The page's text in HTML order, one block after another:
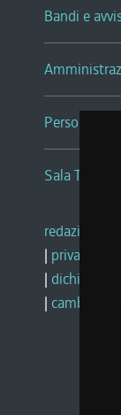
Bandi e
Persone e
Sala
redazione
| privacy
|
| cambio